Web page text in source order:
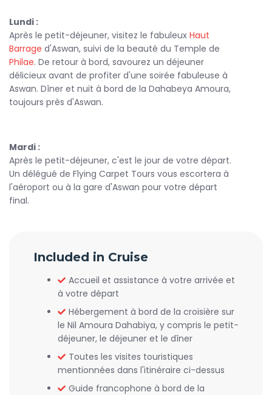
Lundi :
Après le petit-déjeuner, visitez le fabuleux Haut
Barrage d'Aswan, suivi de la beauté du Temple de
Philae. De retour à bord, savourez un déjeuner
délicieux avant de profiter d'une soirée fabuleuse à
Aswan. Dîner et nuit à bord de la Dahabeya Amoura,
toujours près d'Aswan.
Mardi :
Après le petit-déjeuner, c'est le jour de votre départ.
Un délégué de Flying Carpet Tours vous escortera à
l'aéroport ou à la gare d'Aswan pour votre départ
final.
Included in Cruise
Accueil et assistance à votre arrivée et
à votre départ
Hébergement à bord de la croisière sur
le Nil Amoura Dahabiya, y compris le petit-
déjeuner, le déjeuner et le dîner
Toutes les visites touristiques
mentionnées dans l'itinéraire ci-dessus
Guide francophone à bord de la